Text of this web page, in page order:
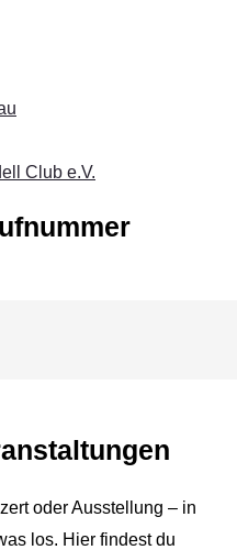
Club e.V.
oder Ausstellung – in
los. Hier findest du